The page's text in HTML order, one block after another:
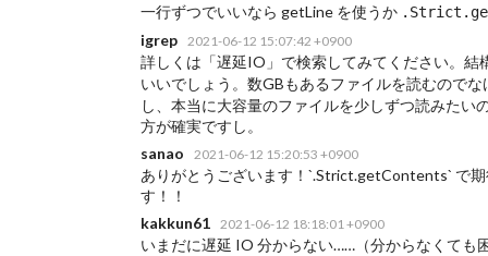
一行ずつでいいなら getLine を使うか
igrep 2021-06-12 15:07:42 +0900
詳しくは「遅延IO」で検索してみてください。結
いいでしょう。数GBもあるファイルを読むので
し、本当に大容量のファイルを少しずつ読みた
方が確実ですし。
sanao
2021-06-12 15:20:53 +0900
ありがとうございます！`.Strict.getContents` で期
す！！
kakkun61
2021-06-12 18:18:01 +0900
いまだに遅延 IO 分からない……（分からなくても